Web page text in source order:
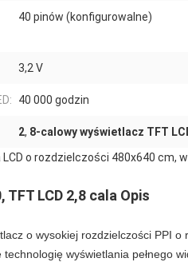
40 pinów (konfigurowalne)
3,2 V
40 000 godzin
2, 8-calowy wyświetlacz TFT
o rozdzielczości 480x640 cm,
TFT LCD 2,8 cala Opis
o wysokiej rozdzielczości PPI
wyświetlania pełnego